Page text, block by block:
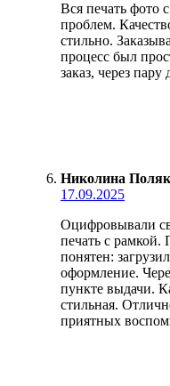
Вся печать фото
проблем.
стильно.
процесс был
заказ, через
Николина
17.09.2025
Оцифровывали
печать с рамкой.
понятен:
оформление.
пункте выдачи.
стильная.
приятных